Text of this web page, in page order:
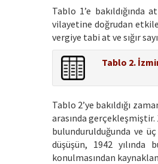
Tablo 1’e
vilayetine doğrudan
vergiye tabi at ve sığır
Tablo 2.
Tablo 2’ye bakıldığı
arasında gerçekleşmiştir.
bulundurulduğunda ve
düşüşün, 1942
konulmasından